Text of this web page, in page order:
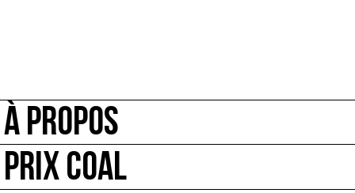
À PROPOS
PRIX COAL